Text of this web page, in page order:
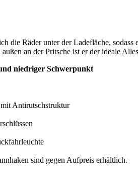
die Räder unter der Ladefläche,
an der Pritsche ist er der ideale
niedriger Schwerpunkt
Antirutschstruktur
sind gegen Aufpreis erhältlich.